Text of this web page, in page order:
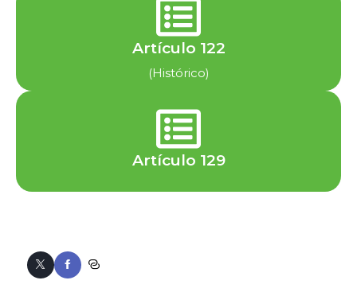
Artículo 122
(Histórico)
Artículo 129